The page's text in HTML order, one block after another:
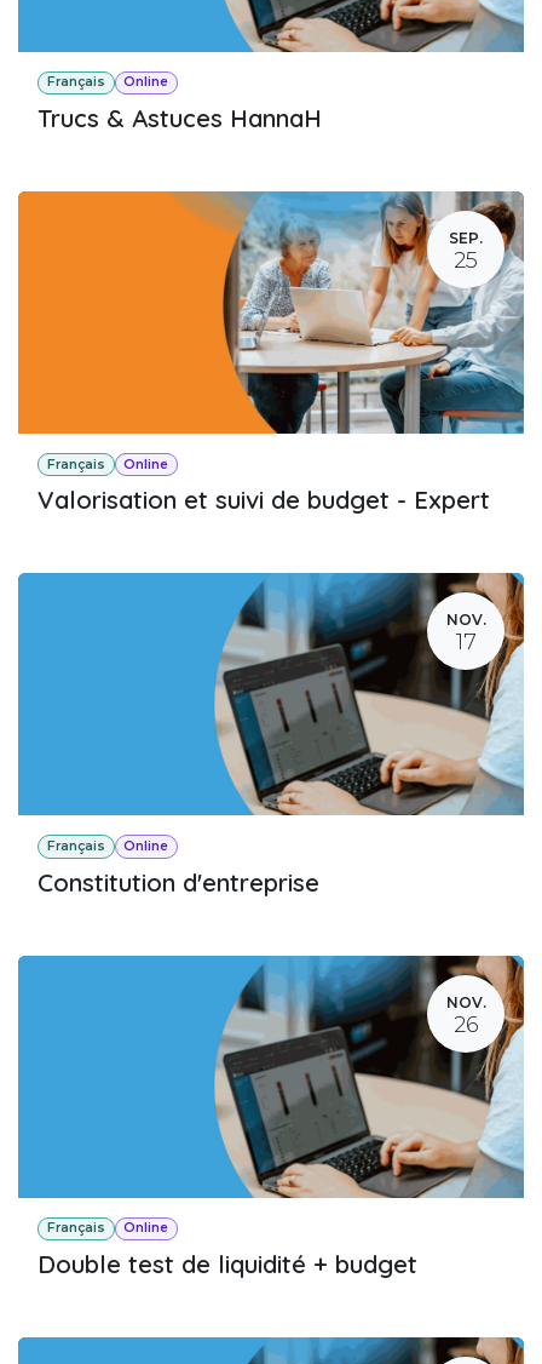
Français Online
Trucs & Astuces HannaH
SEP.
25
Français Online
Valorisation et suivi de budget - Expert
NOV.
17
Français Online
Constitution d'entreprise
NOV.
26
Français Online
Double test de liquidité + budget